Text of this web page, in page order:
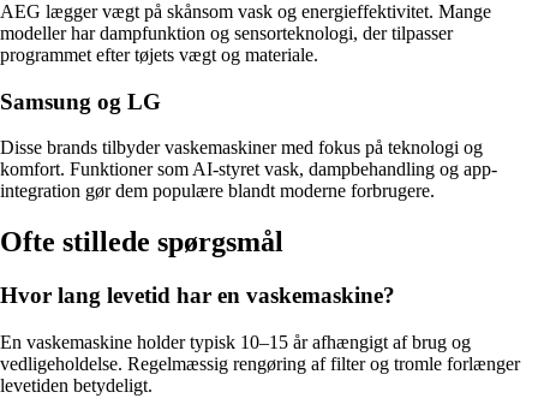
AEG lægger vægt på skånsom vask og energieffektivitet. Mange
modeller har dampfunktion og sensorteknologi, der tilpasser
programmet efter tøjets vægt og materiale.
Samsung og LG
Disse brands tilbyder vaskemaskiner med fokus på teknologi og
komfort. Funktioner som AI-styret vask, dampbehandling og app-
integration gør dem populære blandt moderne forbrugere.
Ofte stillede spørgsmål
Hvor lang levetid har en vaskemaskine?
En vaskemaskine holder typisk 10–15 år afhængigt af brug og
vedligeholdelse. Regelmæssig rengøring af filter og tromle forlænger
levetiden betydeligt.